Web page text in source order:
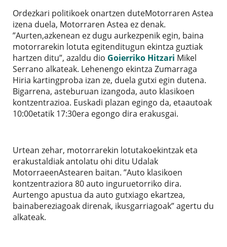
Ordezkari politikoek onartzen duteMotorraren Astea
izena duela, Motorraren Astea ez denak.
”Aurten,azkenean ez dugu aurkezpenik egin, baina
motorrarekin lotuta egitenditugun ekintza guztiak
hartzen ditu”, azaldu dio Goierriko Hitzari Mikel
Serrano alkateak. Lehenengo ekintza Zumarraga
Hiria kartingproba izan ze, duela gutxi egin dutena.
Bigarrena, asteburuan izangoda, auto klasikoen
kontzentrazioa. Euskadi plazan egingo da, etaautoak
10:00etatik 17:30era egongo dira erakusgai.
Urtean zehar, motorrarekin lotutakoekintzak eta
erakustaldiak antolatu ohi ditu Udalak
MotorraeenAstearen baitan. ”Auto klasikoen
kontzentraziora 80 auto inguruetorriko dira.
Aurtengo apustua da auto gutxiago ekartzea,
bainabereziagoak direnak, ikusgarriagoak” agertu du
alkateak.